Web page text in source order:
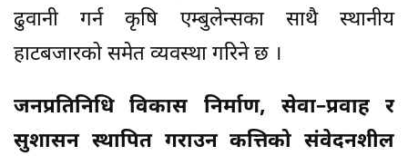
ढुवानी गर्न कृषि एम्बुलेन्सका साथै स्थानीय
हाटबजारको समेत व्यवस्था गरिने छ ।
जनप्रतिनिधि विकास निर्माण, सेवा–प्रवाह र
सुशासन स्थापित गराउन कत्तिको संवेदनशील